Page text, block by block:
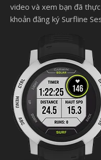
video và xem bạn đã
khoản đăng ký Surfline